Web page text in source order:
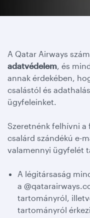
A Qatar Airways
adatvédelem, és
annak érdekében,
csalástól és
ügyfeleinket.
Szeretnénk felhívni
csalárd szándékú e-
valamennyi ügyfelét
A légitársaság
a
tartományról,
tartományról